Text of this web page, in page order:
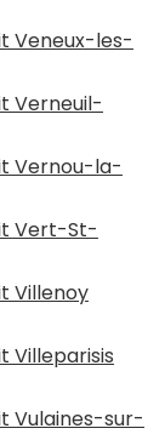
Veneux-les-
Verneuil-
Vernou-la-
Vert-St-
Villenoy
Villeparisis
Vulaines-sur-